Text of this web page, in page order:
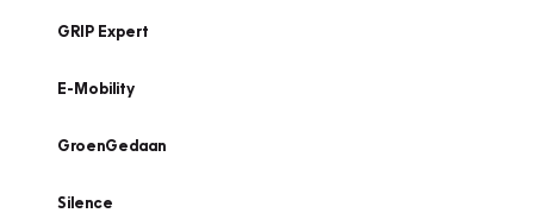
GRIP Expert
E-Mobility
GroenGedaan
Silence